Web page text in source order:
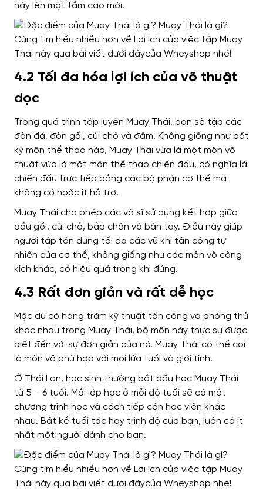
này lên một tầm cao mới.
4.2 Tối đa hóa lợi ích của võ thuật
dọc
Trong quá trình tập luyện Muay Thái, bạn sẽ tập các
đòn đá, đòn gối, cùi chỏ và đấm. Không giống như bất
kỳ môn thể thao nào, Muay Thái vừa là một môn võ
thuật vừa là một môn thể thao chiến đấu, có nghĩa là
chiến đấu trực tiếp bằng các bộ phận cơ thể mà
không có hoặc ít hỗ trợ.
Muay Thái cho phép các võ sĩ sử dụng kết hợp giữa
đầu gối, cùi chỏ, bắp chân và bàn tay. Điều này giúp
người tập tận dụng tối đa các vũ khí tấn công tự
nhiên của cơ thể, không giống như các môn võ công
kích khác, có hiệu quả trong khi đứng.
4.3 Rất đơn giản và rất dễ học
Mặc dù có hàng trăm kỹ thuật tấn công và phòng thủ
khác nhau trong Muay Thái, bộ môn này thực sự được
biết đến với sự đơn giản của nó. Muay Thái có thể coi
là môn võ phù hợp với mọi lứa tuổi và giới tính.
Ở Thái Lan, học sinh thường bắt đầu học Muay Thái
từ 5 – 6 tuổi. Mỗi lớp học ở mỗi độ tuổi sẽ có một
chương trình học và cách tiếp cận học viên khác
nhau. Bất kể tuổi tác hay trình độ của bạn, luôn có ít
nhất một người dành cho bạn.